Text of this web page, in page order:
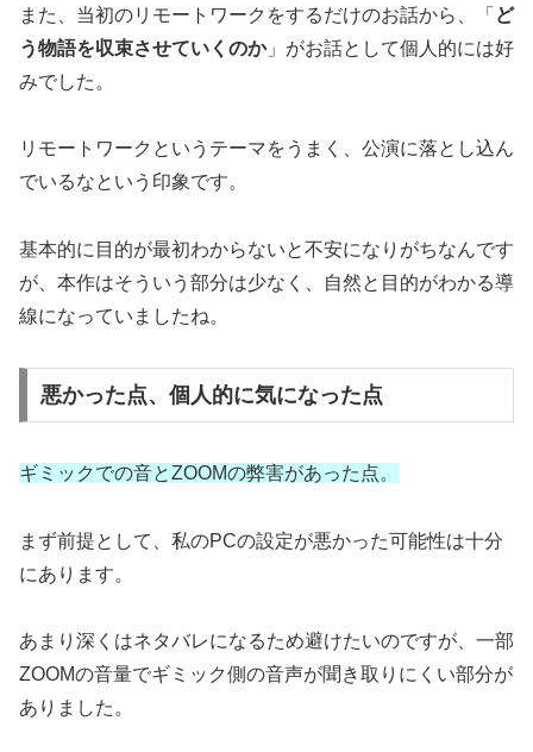
また、当初のリモートワークをするだけのお話から、「 ど
う物語を収束させていくのか」がお話として個人的には好
みでした。
リモートワークというテーマをうまく、公演に落とし込ん
でいるなという印象です。
基本的に目的が最初わからないと不安になりがちなんです
が、本作はそういう部分は少なく、自然と目的がわかる導
線になっていましたね。
悪かった点、個人的に気になった点
ギミックでの音とZOOMの弊害があった点。
まず前提として、私のPCの設定が悪かった可能性は十分
にあります。
あまり深くはネタバレになるため避けたいのですが、一部
ZOOMの音量でギミック側の音声が聞き取りにくい部分が
ありました。